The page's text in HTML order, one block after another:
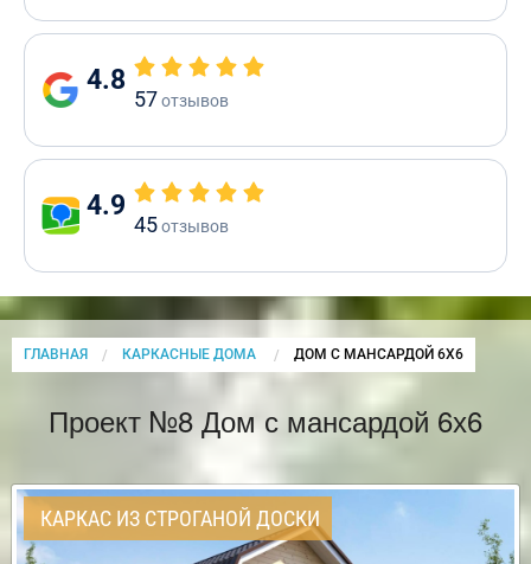
4.8
57отзывов
4.9
45отзывов
ГЛАВНАЯ КАРКАСНЫЕ ДОМА CURRENT:
ДОМ С МАНСАРДОЙ 6Х6
Проект №8 Дом с мансардой 6х6
КАРКАС ИЗ СТРОГАНОЙ ДОСКИ